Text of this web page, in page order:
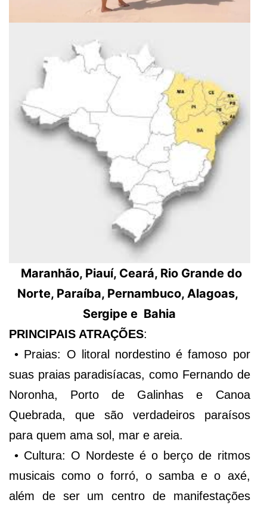
Maranhão, Piauí, Ceará, Rio Grande do
Norte, Paraíba, Pernambuco, Alagoas,
Sergipe e Bahia
PRINCIPAIS ATRAÇÕES:
• Praias: O litoral nordestino é famoso por
suas praias paradisíacas, como Fernando de
Noronha, Porto de Galinhas e Canoa
Quebrada, que são verdadeiros paraísos
para quem ama sol, mar e areia.
• Cultura: O Nordeste é o berço de ritmos
musicais como o forró, o samba e o axé,
além de ser um centro de manifestações